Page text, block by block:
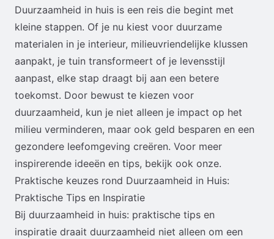
Duurzaamheid in huis is een reis die begint met
kleine stappen. Of je nu kiest voor duurzame
materialen in je interieur, milieuvriendelijke klussen
aanpakt, je tuin transformeert of je levensstijl
aanpast, elke stap draagt bij aan een betere
toekomst. Door bewust te kiezen voor
duurzaamheid, kun je niet alleen je impact op het
milieu verminderen, maar ook geld besparen en een
gezondere leefomgeving creëren. Voor meer
inspirerende ideeën en tips, bekijk ook onze.
Praktische keuzes rond Duurzaamheid in Huis:
Praktische Tips en Inspiratie
Bij duurzaamheid in huis: praktische tips en
inspiratie draait duurzaamheid niet alleen om een